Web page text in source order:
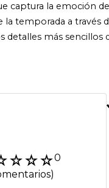
captura la emoción
la temporada a
detalles más sencillos
☆☆☆0